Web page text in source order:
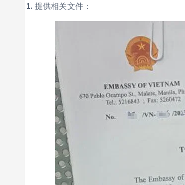
提供相关文件：